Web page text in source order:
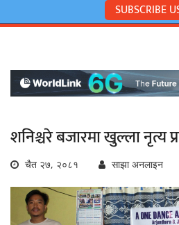
SUBSCRIBE
शनिश्चरे बजारमा खुल्ला नृत्य
चैत २७, २०८१ साझा अनलाइन